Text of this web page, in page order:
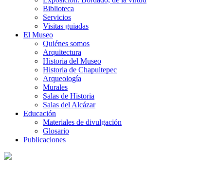
Biblioteca
Servicios
Visitas guiadas
El Museo
Quiénes somos
Arquitectura
Historia del Museo
Historia de Chapultepec
Arqueología
Murales
Salas de Historia
Salas del Alcázar
Educación
Materiales de divulgación
Glosario
Publicaciones